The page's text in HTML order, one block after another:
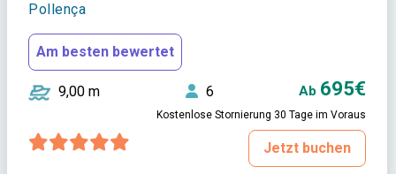
Pollença
Am besten bewertet
9,00 m 6 Ab 695€
Kostenlose Stornierung 30 Tage im Voraus
Jetzt buchen